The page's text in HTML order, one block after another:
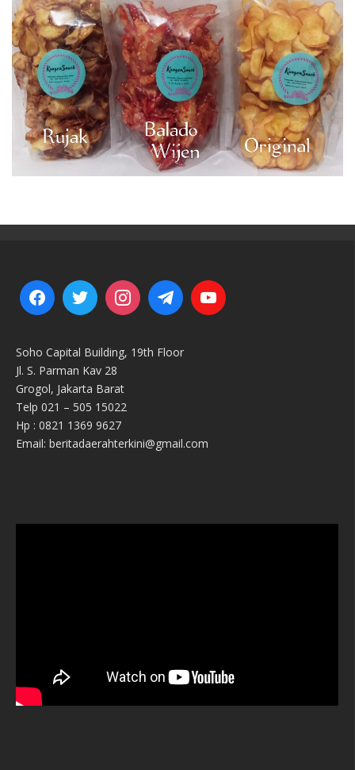
Soho Capital Building, 19th Floor
Jl. S. Parman Kav 28
Grogol, Jakarta Barat
Telp 021 – 505 15022
Hp : 0821 1369 9627
Email: beritadaerahterkini@gmail.com